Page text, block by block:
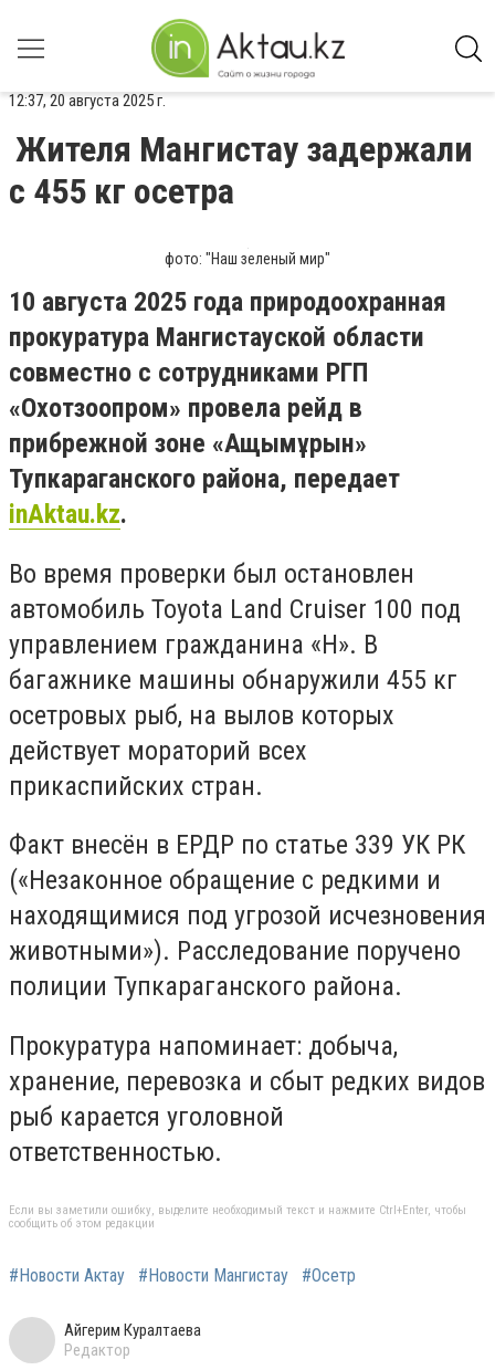
12:37, 20 августа 2025 г.
Жителя Мангистау задержали
с 455 кг осетра
фото: "Наш зеленый мир"
10 августа 2025 года природоохранная
прокуратура Мангистауской области
совместно с сотрудниками РГП
«Охотзоопром» провела рейд в
прибрежной зоне «Ащымұрын»
Тупкараганского района, передает
inAktau.kz.
Во время проверки был остановлен
автомобиль Toyota Land Cruiser 100 под
управлением гражданина «Н». В
багажнике машины обнаружили 455 кг
осетровых рыб, на вылов которых
действует мораторий всех
прикаспийских стран.
Факт внесён в ЕРДР по статье 339 УК РК
(«Незаконное обращение с редкими и
находящимися под угрозой исчезновения
животными»). Расследование поручено
полиции Тупкараганского района.
Прокуратура напоминает: добыча,
хранение, перевозка и сбыт редких видов
рыб карается уголовной
ответственностью.
Если вы заметили ошибку, выделите необходимый текст и нажмите Ctrl+Enter, чтобы
сообщить об этом редакции
#Новости Актау #Новости Мангистау #Осетр
Айгерим Куралтаева
Редактор